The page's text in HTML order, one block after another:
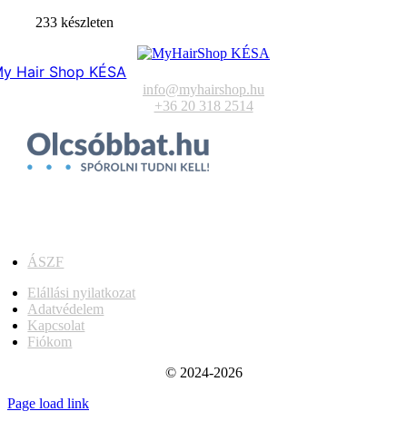
233 készleten
Hair Shop KÉSA
info@myhairshop.hu
+36 20 318 2514
ÁSZF
Elállási nyilatkozat
Adatvédelem
Kapcsolat
Fiókom
© 2024-2026
Page load link